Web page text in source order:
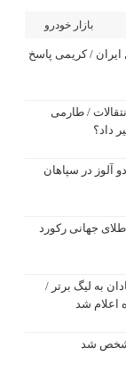
بازار خودرو
ایران / کریمی پاسخ
/ طارمی
داد؟
آلوز در سپاهان
جهانی رکورد
به لیگ برتر /
اعلام شد
شد